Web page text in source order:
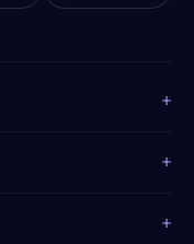
+
+
+